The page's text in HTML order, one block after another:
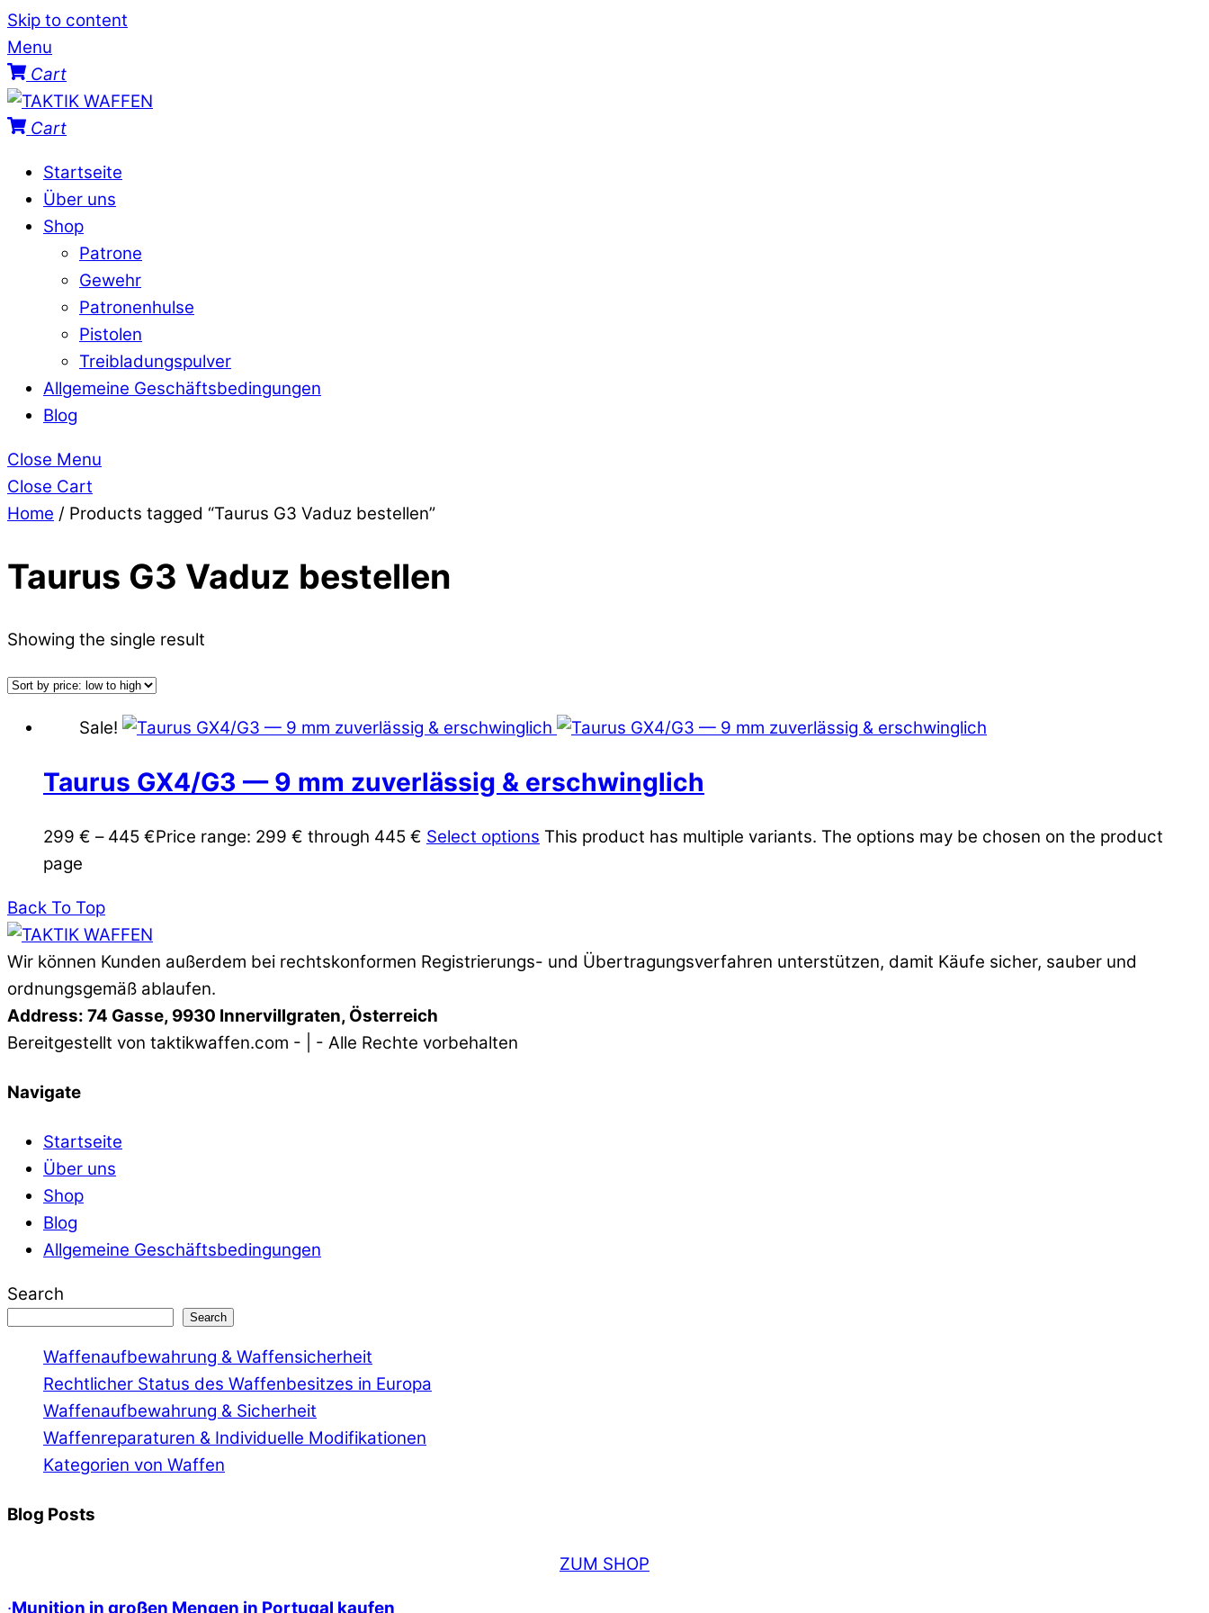
Skip to content
Menu
Cart
Cart
Startseite
Über uns
Shop
Patrone
Gewehr
Patronenhulse
Pistolen
Treibladungspulver
Allgemeine Geschäftsbedingungen
Blog
Close Menu
Close Cart
Home / Products tagged “Taurus G3 Vaduz bestellen”
Taurus G3 Vaduz bestellen
Showing the single result
Sale!
Taurus GX4/G3 — 9 mm zuverlässig & erschwinglich
299 € – 445 €Price range: 299 € through 445 € Select options This product has multiple variants. The options may be chosen on the product
page
Back To Top
Wir können Kunden außerdem bei rechtskonformen Registrierungs- und Übertragungsverfahren unterstützen, damit Käufe sicher, sauber und
ordnungsgemäß ablaufen.
Address: 74 Gasse, 9930 Innervillgraten, Österreich
Bereitgestellt von taktikwaffen.com - | - Alle Rechte vorbehalten
Navigate
Startseite
Über uns
Shop
Blog
Allgemeine Geschäftsbedingungen
Search
Search
Waffenaufbewahrung & Waffensicherheit
Rechtlicher Status des Waffenbesitzes in Europa
Waffenaufbewahrung & Sicherheit
Waffenreparaturen & Individuelle Modifikationen
Kategorien von Waffen
Blog Posts
ZUM SHOP
·Munition in großen Mengen in Portugal kaufen